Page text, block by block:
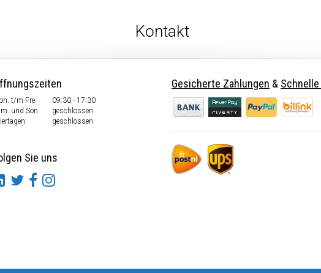
Kontakt
t/m Fre.
09:30 - 17:30
und Son.
geschlossen
geschlossen
Sie uns
Gesicherte Zahlungen &